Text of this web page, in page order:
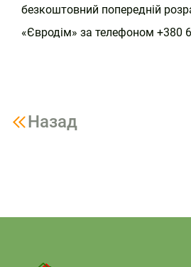
безкоштовний попередній
«Євродім» за телефоном +380
Навигация
Назад